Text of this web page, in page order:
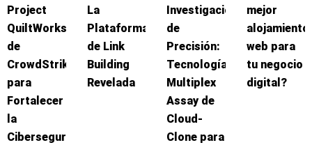
Project
QuiltWorks
de
CrowdStrike
para
Fortalecer
la
Ciberseguridad
La
Plataforma
de Link
Building
Revelada
Investigación
de
Precisión:
Tecnología
Multiplex
Assay de
Cloud-
Clone para
mejor
alojamiento
web para
tu negocio
digital?